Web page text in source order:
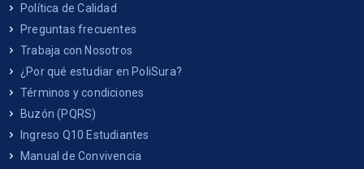
Política de Calidad
Preguntas frecuentes
Trabaja con Nosotros
¿Por qué estudiar en PoliSura?
Términos y condiciones
Buzón (PQRS)
Ingreso Q10 Estudiantes
Manual de Convivencia